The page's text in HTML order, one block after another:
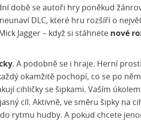
době se autoři hry poněkud
DLC, které hru rozšíří o
Jagger – když si stáhnete nové
. A podobně se i hraje. Herní
okamžitě pochopí, co se po něm
cihličky se šipkami. Vaším
cíl. Aktivně, ve směru šipky na
rytmu hudby. A pokud chcete